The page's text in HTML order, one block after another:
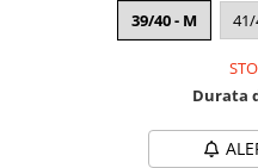
39/40 - M 41/
Durata